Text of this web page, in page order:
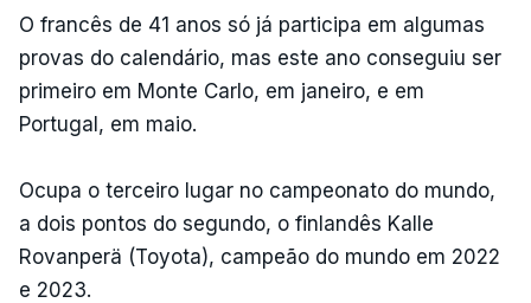
O francês de 41 anos só já participa em algumas
provas do calendário, mas este ano conseguiu ser
primeiro em Monte Carlo, em janeiro, e em
Portugal, em maio.
Ocupa o terceiro lugar no campeonato do mundo,
a dois pontos do segundo, o finlandês Kalle
Rovanperä (Toyota), campeão do mundo em 2022
e 2023.